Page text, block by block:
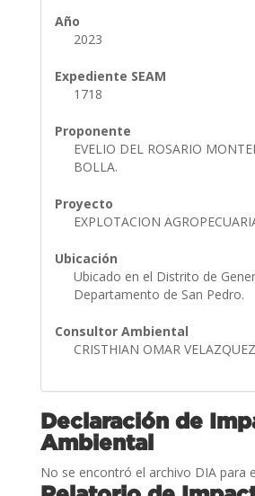
Año
2023
Expediente SEAM
1718
Proponente
EVELIO DEL ROSARIO
BOLLA.
Proyecto
EXPLOTACION
Ubicación
Ubicado en el Distrito de
Departamento de San Pedro.
Consultor Ambiental
CRISTHIAN OMAR
Declaración de
Ambiental
No se encontró el archivo DIA para